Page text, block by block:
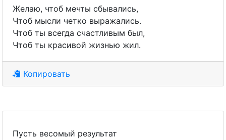
Желаю, чтоб мечты сбывались,
Чтоб мысли четко выражались.
Чтоб ты всегда счастливым был,
Чтоб ты красивой жизнью жил.
Копировать
Пусть весомый результат